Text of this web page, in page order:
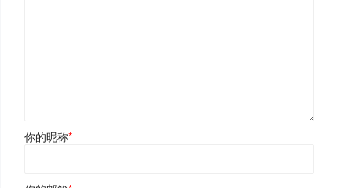
你的昵称*